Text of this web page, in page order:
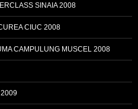
SINAIA 2008
CIUC 2008
CAMPULUNG MUSCEL 2008